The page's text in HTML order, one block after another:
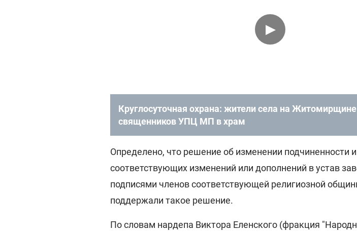
Круглосуточная охрана: жители села на
священников УПЦ МП в храм
Определено, что решение об изменении подчиненности
соответствующих изменений или дополнений в устав
подписями членов соответствующей религиозной
поддержали такое решение.
По словам нардепа Виктора Еленского (фракция